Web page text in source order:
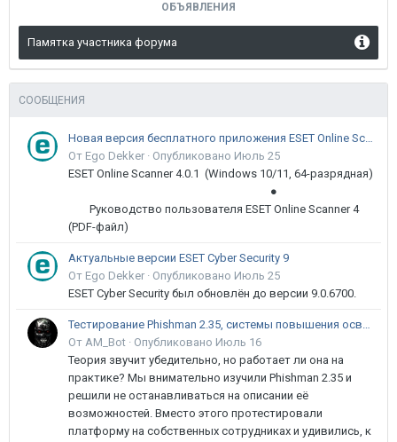
ОБЪЯВЛЕНИЯ
Памятка участника форума
СООБЩЕНИЯ
Новая версия бесплатного приложения ESET Online Scanner доступна пользователям
От Ego Dekker · Опубликовано Июль 25
ESET Online Scanner 4.0.1 (Windows 10/11, 64-разрядная)
●
Руководство пользователя ESET Online Scanner 4
(PDF-файл)
Актуальные версии ESET Cyber Security 9
От Ego Dekker · Опубликовано Июль 25
ESET Cyber Security был обновлён до версии 9.0.6700.
Тестирование Phishman 2.35, системы повышения осведомлённости пользователей в сфере ИБ
От AM_Bot · Опубликовано Июль 16
Теория звучит убедительно, но работает ли она на
практике? Мы внимательно изучили Phishman 2.35 и
решили не останавливаться на описании её
возможностей. Вместо этого протестировали
платформу на собственных сотрудниках и удивились, к